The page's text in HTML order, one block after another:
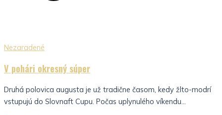
Nezaradené
V pohári okresný súper
Druhá polovica augusta je už tradične časom, kedy žlto-modrí
vstupujú do Slovnaft Cupu. Počas uplynulého víkendu...